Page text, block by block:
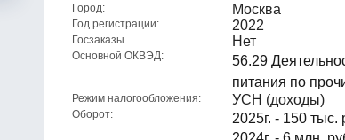
Город: Москва
Год регистрации: 2022
Госзаказы Нет
Основной ОКВЭД:
56.29
питания по
Режим налогообложения: УСН (доходы)
Оборот:
2025г. - 150 тыс.